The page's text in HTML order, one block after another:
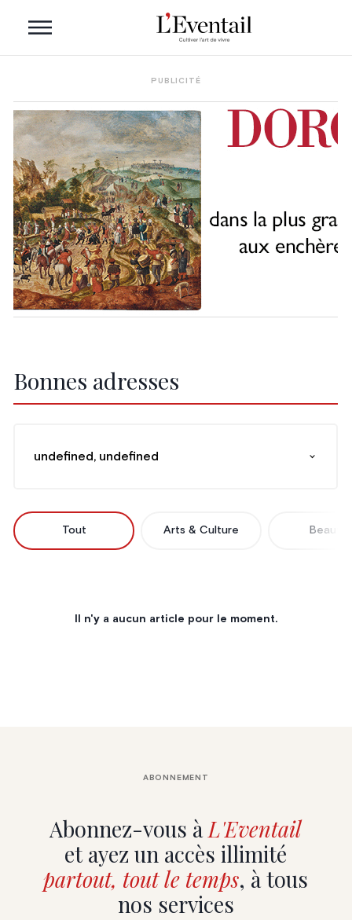
PUBLICITÉ
Bonnes adresses
undefined, undefined
Tout Arts & Culture Beauté
Il n'y a aucun article pour le moment.
Abonnez-vous àL'Eventail
et ayez un accès illimité
partout, tout le temps, à tous
nos services
ABONNEMENT